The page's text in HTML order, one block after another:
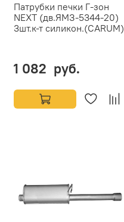
Патрубки печки Г-зон
NEXT (дв.ЯМЗ-5344-20)
3шт.к-т силикон.(CARUM)
1 082 руб.